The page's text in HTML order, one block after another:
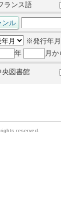
ランス語
※発行年
年
月か
央図書館
reserved.